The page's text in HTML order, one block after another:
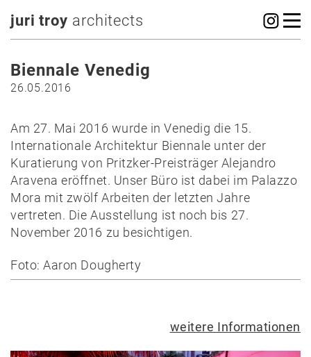
juri troy architects
Biennale Venedig
26.05.2016
Am 27. Mai 2016 wurde in Venedig die 15.
Internationale Architektur Biennale unter der
Kuratierung von Pritzker-Preisträger Alejandro
Aravena eröffnet. Unser Büro ist dabei im Palazzo
Mora mit zwölf Arbeiten der letzten Jahre
vertreten. Die Ausstellung ist noch bis 27.
November 2016 zu besichtigen.
Foto: Aaron Dougherty
weitere Informationen